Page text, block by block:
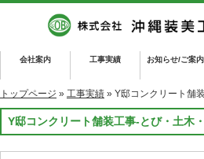
会社案内 工事実績 お知らせ/ご案内
トップページ » 工事実績 » Y邸コンクリート舗
Y邸コンクリート舗装工事-とび・土木